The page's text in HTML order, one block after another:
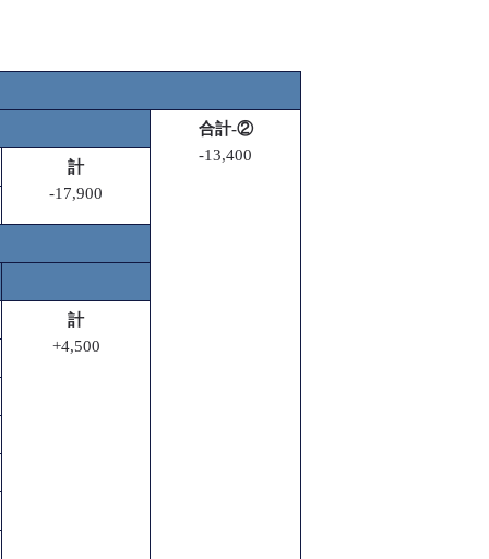
合計-②
-13,400
計
-17,900
計
+4,500